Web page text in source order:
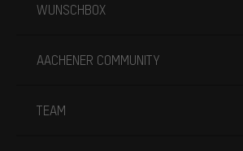
WUNSCHBOX
AACHENER COMMUNITY
TEAM